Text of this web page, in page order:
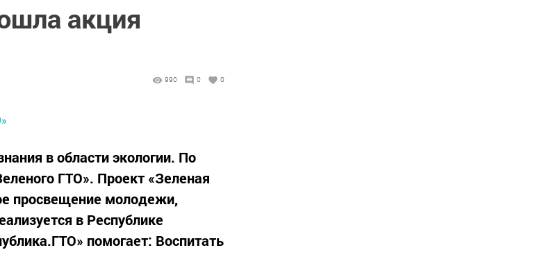
акция
990 0 0
в области экологии. По
ГТО». Проект «Зеленая
просвещение молодежи,
в Республике
помогает: Воспитать